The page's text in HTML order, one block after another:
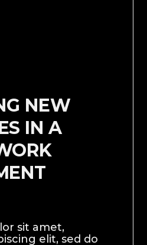
NEW
IN A
sit amet,
elit, sed do